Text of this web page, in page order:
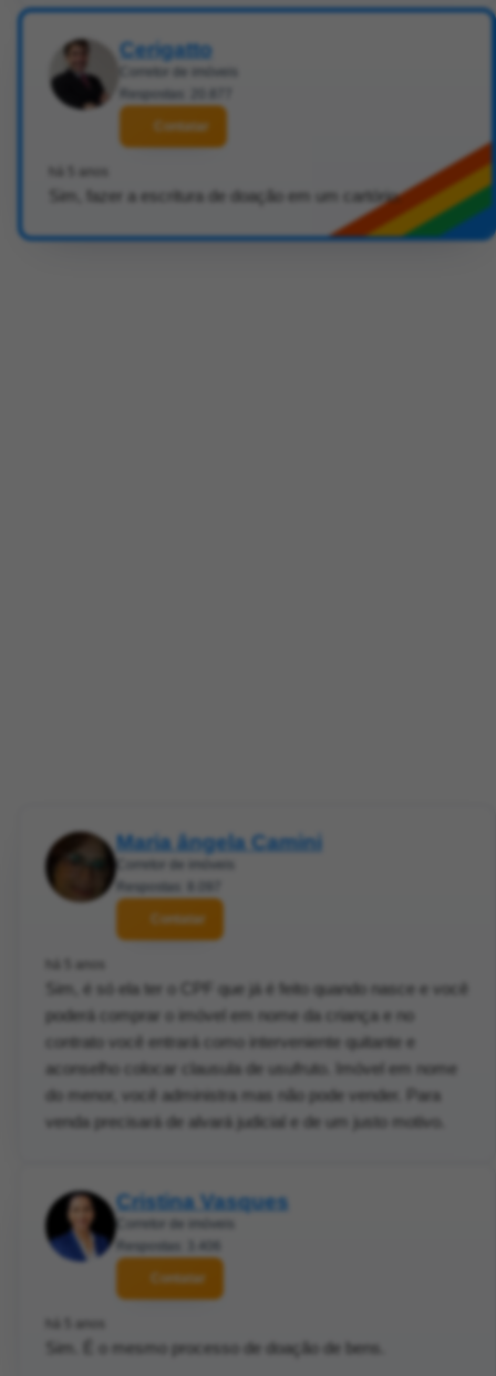
Cerigatto
Corretor de imóveis
Respostas: 20.877
Contatar
há 5 anos
Sim, fazer a escritura de doação em um cartório.
Maria ângela Camini
Corretor de imóveis
Respostas: 8.097
Contatar
há 5 anos
Sim, é só ela ter o CPF que já é feito quando nasce e você
poderá comprar o imóvel em nome da criança e no
contrato você entrará como interveniente quitante e
aconselho colocar clausula de usufruto. Imóvel em nome
do menor, você administra mas não pode vender. Para
venda precisará de alvará judicial e de um justo motivo.
Cristina Vasques
Corretor de imóveis
Respostas: 3.406
Contatar
há 5 anos
Sim. É o mesmo processo de doação de bens.